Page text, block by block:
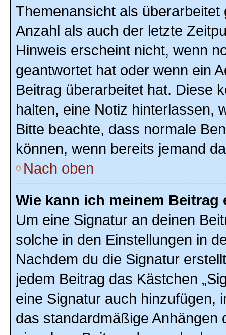
Themenansicht als
Anzahl als auch der letzte
Hinweis erscheint nicht, wenn
geantwortet hat oder wenn ein
Beitrag überarbeitet hat. Diese
halten, eine Notiz hinterlassen,
Bitte beachte, dass normale
können, wenn bereits jemand
Nach oben
Wie kann ich meinem
Um eine Signatur an deinen
solche in den Einstellungen in
Nachdem du die Signatur
jedem Beitrag das Kästchen
eine Signatur auch hinzufügen,
das standardmäßige Anhängen